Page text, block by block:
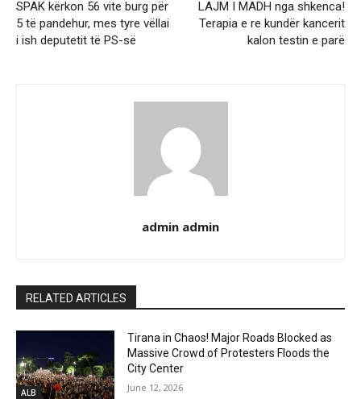
SPAK kërkon 56 vite burg për
5 të pandehur, mes tyre vëllai
i ish deputetit të PS-së
LAJM I MADH nga shkenca!
Terapia e re kundër kancerit
kalon testin e parë
admin admin
RELATED ARTICLES
ALB
Tirana in Chaos! Major Roads Blocked as
Massive Crowd of Protesters Floods the
City Center
June 12, 2026